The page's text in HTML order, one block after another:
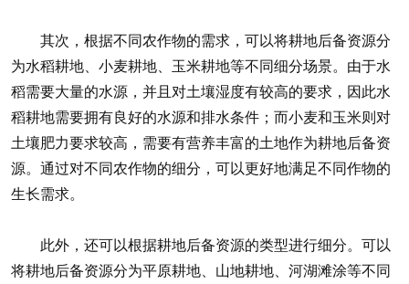
其次，根据不同农作物的需求，可以将耕地后备资源分
为水稻耕地、小麦耕地、玉米耕地等不同细分场景。由于水
稻需要大量的水源，并且对土壤湿度有较高的要求，因此水
稻耕地需要拥有良好的水源和排水条件；而小麦和玉米则对
土壤肥力要求较高，需要有营养丰富的土地作为耕地后备资
源。通过对不同农作物的细分，可以更好地满足不同作物的
生长需求。
此外，还可以根据耕地后备资源的类型进行细分。可以
将耕地后备资源分为平原耕地、山地耕地、河湖滩涂等不同